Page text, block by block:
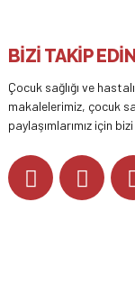
BİZİ TAKİP
Çocuk sağlığı ve
makalelerimiz, çocuk
paylaşımlarımız için